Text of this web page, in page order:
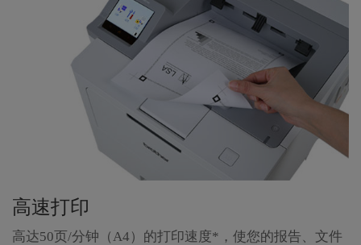
高速打印
高达50页/分钟（A4）的打印速度*，使您的报告、文件